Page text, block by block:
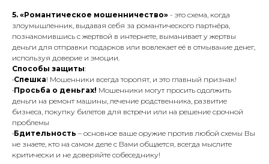
5. «Романтическое мошенничество» - это схема, когда
злоумышленник, выдавая себя за романтического партнёра,
познакомившись с жертвой в интернете, выманивает у жертвы
деньги для отправки подарков или вовлекает её в отмывание денег,
используя доверие и эмоции.
Способы защиты:
•Спешка! Мошенники всегда торопят, и это главный признак!
•Просьба о деньгах! Мошенники могут просить одолжить
деньги на ремонт машины, лечение родственника, развитие
бизнеса, покупку билетов для встречи или на решение срочной
проблемы
•Бдительность – основное ваше оружие против любой схемы Вы
не знаете, кто на самом деле с Вами общается, всегда мыслите
критически и не доверяйте собеседнику!